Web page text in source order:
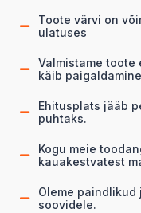
Toote värvi on
ulatuses
Valmistame
käib
Ehitusplats jääb
puhtaks.
Kogu meie
kauakestvatest
Oleme
soovidele.